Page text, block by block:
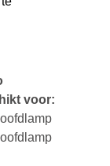
voor: